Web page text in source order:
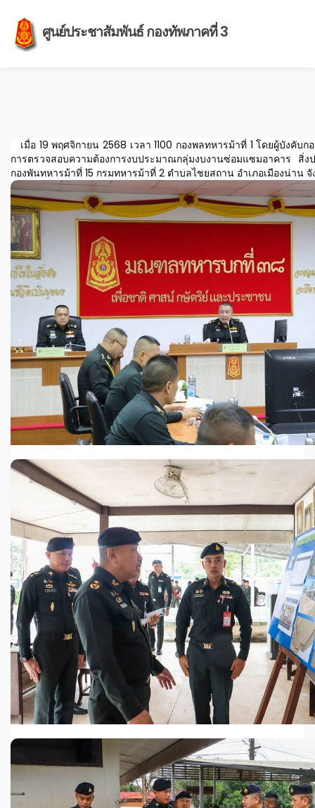
ศูนย์ประชาสัมพันธ์ กองทัพภาคที่ 3
เมื่อ 19 พฤศจิกายน 2568 เวลา 1100 กองพลทหารม้าที่ 1 โดยผู้บังคั
การตรวจสอบความต้องการงบประมาณกลุ่มงบงานซ่อมแซมอาคาร
กองพันทหารม้าที่ 15 กรมทหารม้าที่ 2 ตำบลไชยสถาน อำเภอเมืองน่าน